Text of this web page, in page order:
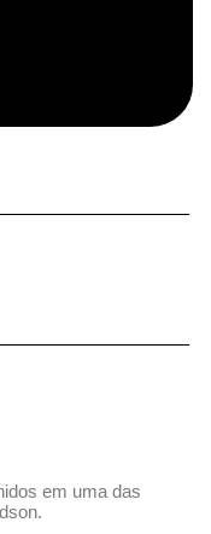
em uma das